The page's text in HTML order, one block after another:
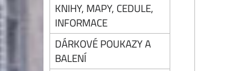
KNIHY, MAPY, CEDULE,
INFORMACE
DÁRKOVÉ POUKAZY A
BALENÍ